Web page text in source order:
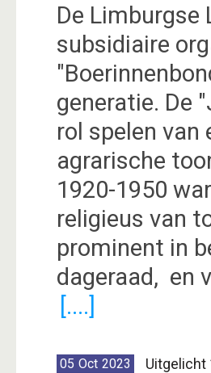
De Limburgse
subsidiaire
generatie. De
rol spelen van
agrarische
1920-1950
religieus van
prominent in
dageraad, en
[....]
05 Oct 2023 Uitgelicht